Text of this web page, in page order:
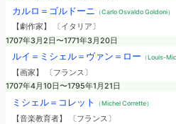
カルロ＝ゴルドーニ （Carlo Osvaldo Goldoni）
【劇作家】 〔イタリア〕
1707年3月2日〜1771年3月20日
ルイ＝ミシェル＝ヴァン＝ロー （Louis-
【画家】 〔フランス〕
1707年4月10日〜1795年1月21日
ミシェル＝コレット （Michel Corrette）
【音楽教育者】 〔フランス〕